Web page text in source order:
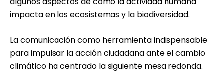
impacta en los ecosistemas y la biodiversidad.
La comunicación como herramienta indispensable
para impulsar la acción ciudadana ante el cambio
climático ha centrado la siguiente mesa redonda.